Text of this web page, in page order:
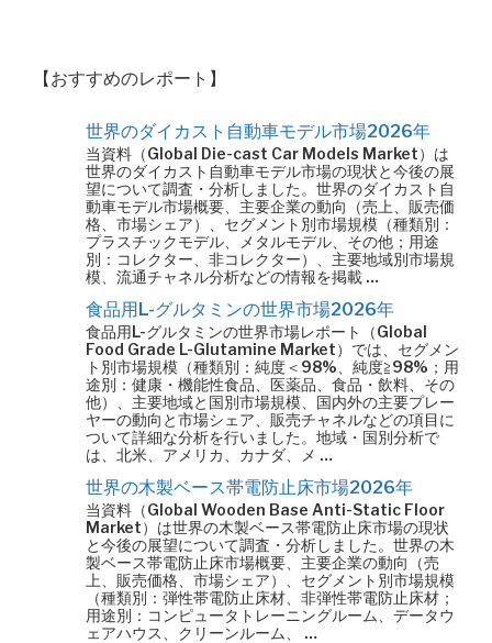
【おすすめのレポート】
世界のダイカスト自動車モデル市場2026年
当資料（Global Die-cast Car Models Market）は
世界のダイカスト自動車モデル市場の現状と今後の展
望について調査・分析しました。世界のダイカスト自
動車モデル市場概要、主要企業の動向（売上、販売価
格、市場シェア）、セグメント別市場規模（種類別：
プラスチックモデル、メタルモデル、その他；用途
別：コレクター、非コレクター）、主要地域別市場規
模、流通チャネル分析などの情報を掲載 …
食品用L-グルタミンの世界市場2026年
食品用L-グルタミンの世界市場レポート（Global
Food Grade L-Glutamine Market）では、セグメン
ト別市場規模（種類別：純度＜98%、純度≧98%；用
途別：健康・機能性食品、医薬品、食品・飲料、その
他）、主要地域と国別市場規模、国内外の主要プレー
ヤーの動向と市場シェア、販売チャネルなどの項目に
ついて詳細な分析を行いました。地域・国別分析で
は、北米、アメリカ、カナダ、メ …
世界の木製ベース帯電防止床市場2026年
当資料（Global Wooden Base Anti-Static Floor
Market）は世界の木製ベース帯電防止床市場の現状
と今後の展望について調査・分析しました。世界の木
製ベース帯電防止床市場概要、主要企業の動向（売
上、販売価格、市場シェア）、セグメント別市場規模
（種類別：弾性帯電防止床材、非弾性帯電防止床材；
用途別：コンピュータトレーニングルーム、データウ
ェアハウス、クリーンルーム、 …